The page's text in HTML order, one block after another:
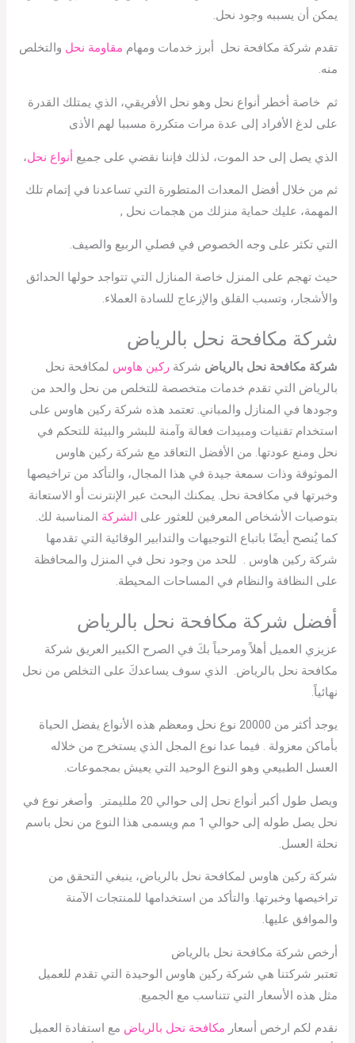
يمكن أن يسببه وجود نحل.
تقدم شركة مكافحة نحل أبرز خدمات ومهام مقاومة نحل والتخلص
منه.
ثم خاصة أخطر أنواع نحل وهو نحل الأفريقي، الذي يمتلك القدرة
على لدغ الأفراد إلى عدة مرات متكررة مسببا لهم الأذى
الذي يصل إلى حد الموت، لذلك فإننا نقضي على جميع أنواع نحل،
ثم من خلال أفضل المعدات المتطورة التي تساعدنا في إتمام تلك
المهمة، عليك حماية منزلك من هجمات نحل ,
التي تكثر على وجه الخصوص في فصلي الربيع والصيف.
حيث تهجم على المنزل خاصة المنازل التي تتواجد حولها الحدائق
والأشجار، وتسبب القلق والإزعاج للسادة العملاء.
شركة مكافحة نحل بالرياض
شركة مكافحة نحل بالرياض شركةركين هاوس لمكافحة نحل
بالرياض التي تقدم خدمات متخصصة للتخلص من نحل والحد من
وجودها في المنازل والمباني. تعتمد هذه شركة ركين هاوس على
استخدام تقنيات ومبيدات فعالة وآمنة للبشر والبيئة للتحكم في
نحل ومنع عودتها. من الأفضل التعاقد مع شركة ركين هاوس
الموثوقة وذات سمعة جيدة في هذا المجال، والتأكد من تراخيصها
وخبرتها في مكافحة نحل. يمكنك البحث عبر الإنترنت أو الاستعانة
بتوصيات الأشخاص المعرفين للعثور على الشركة المناسبة لك.
كما يُنصح أيضًا باتباع التوجيهات والتدابير الوقائية التي تقدمها
شركة ركين هاوس . للحد من وجود نحل في المنزل والمحافظة
على النظافة والنظام في المساحات المحيطة.
أفضل شركة مكافحة نحل بالرياض
عزيزي العميل أهلاً ومرحباً بكَ في الصرح الكبير العريق شركة
مكافحة نحل بالرياض. الذي سوف يساعدكَ على التخلص من نحل
نهائياً.
يوجد أكثر من 20000 نوع نحل ومعظم هذه الأنواع يفضل الحياة
بأماكن معزولة . فيما عدا نوع المجل الذي يستخرج من خلاله
العسل الطبيعي وهو النوع الوحيد التي يعيش بمجموعات.
ويصل طول أكبر أنواع نحل إلى حوالي 20 ملليمتر. وأصغر نوع في
نحل يصل طوله إلى حوالي 1 مم ويسمى هذا النوع من نحل باسم
نحلة العسل.
شركة ركين هاوس لمكافحة نحل بالرياض، ينبغي التحقق من
تراخيصها وخبرتها. والتأكد من استخدامها للمنتجات الآمنة
والموافق عليها.
أرخص شركة مكافحة نحل بالرياض
تعتبر شركتنا هي شركة ركين هاوس الوحيدة التي تقدم للعميل
مثل هذه الأسعار التي تتناسب مع الجميع.
نقدم لكم ارخص أسعار مكافحة نحل بالرياض مع استفادة العميل